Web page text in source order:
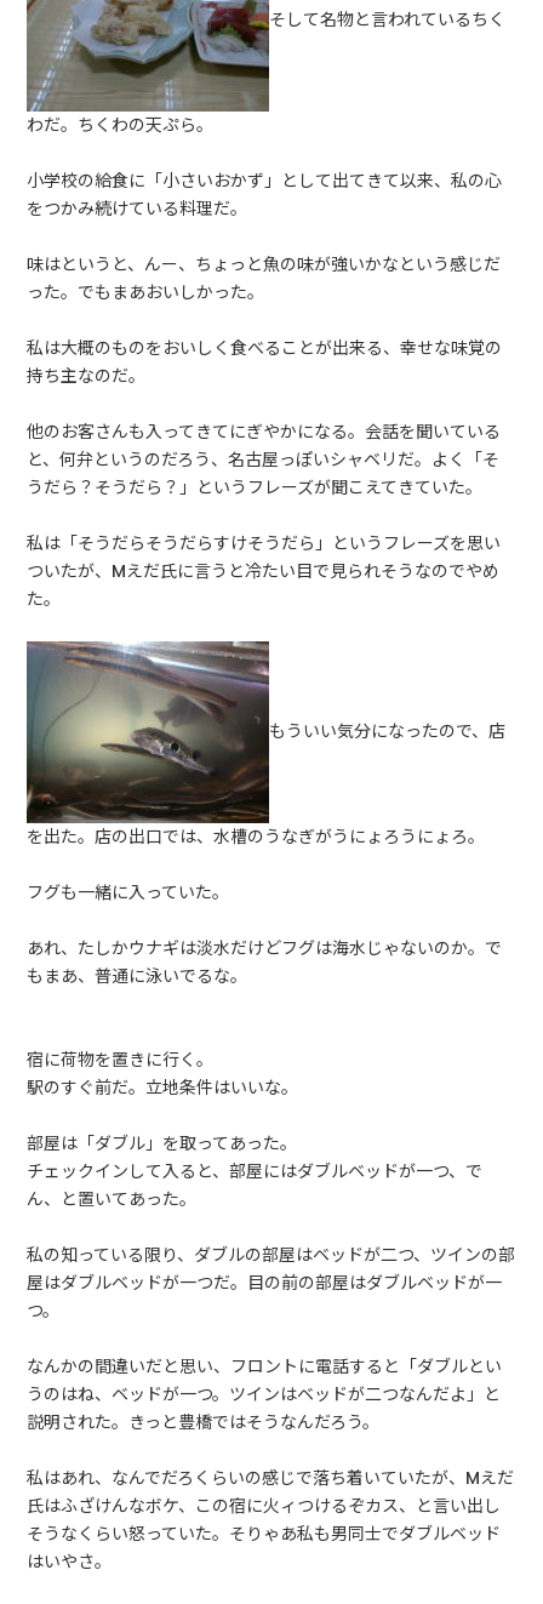
そして名物と言われているちく
わだ。ちくわの天ぷら。
小学校の給食に「小さいおかず」として出てきて以来、私の心
をつかみ続けている料理だ。
味はというと、んー、ちょっと魚の味が強いかなという感じだ
った。でもまあおいしかった。
私は大概のものをおいしく食べることが出来る、幸せな味覚の
持ち主なのだ。
他のお客さんも入ってきてにぎやかになる。会話を聞いている
と、何弁というのだろう、名古屋っぽいシャベリだ。よく「そ
うだら？そうだら？」というフレーズが聞こえてきていた。
私は「そうだらそうだらすけそうだら」というフレーズを思い
ついたが、Mえだ氏に言うと冷たい目で見られそうなのでやめ
た。
もういい気分になったので、店
を出た。店の出口では、水槽のうなぎがうにょろうにょろ。
フグも一緒に入っていた。
あれ、たしかウナギは淡水だけどフグは海水じゃないのか。で
もまあ、普通に泳いでるな。
宿に荷物を置きに行く。
駅のすぐ前だ。立地条件はいいな。
部屋は「ダブル」を取ってあった。
チェックインして入ると、部屋にはダブルベッドが一つ、で
ん、と置いてあった。
私の知っている限り、ダブルの部屋はベッドが二つ、ツインの部
屋はダブルベッドが一つだ。目の前の部屋はダブルベッドが一
つ。
なんかの間違いだと思い、フロントに電話すると「ダブルとい
うのはね、ベッドが一つ。ツインはベッドが二つなんだよ」と
説明された。きっと豊橋ではそうなんだろう。
私はあれ、なんでだろくらいの感じで落ち着いていたが、Mえだ
氏はふざけんなボケ、この宿に火ィつけるぞカス、と言い出し
そうなくらい怒っていた。そりゃあ私も男同士でダブルベッド
はいやさ。